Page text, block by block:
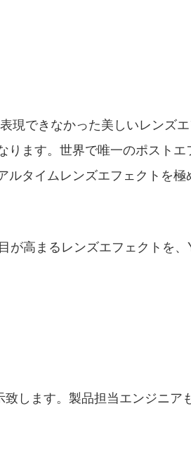
現できなかった美しいレンズ
ます。世界で唯一のポスト
タイムレンズエフェクトを
高まるレンズエフェクトを
します。製品担当エンジニア